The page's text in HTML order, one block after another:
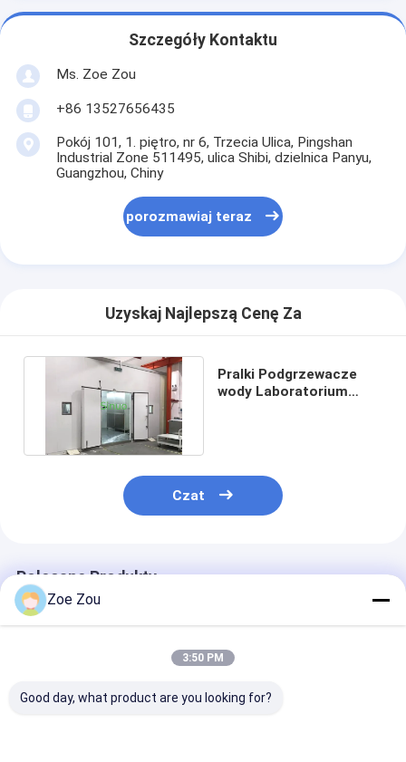
Szczegóły Kontaktu
Ms. Zoe Zou
+86 13527656435
Pokój 101, 1. piętro, nr 6, Trzecia Ulica, Pingshan
Industrial Zone 511495, ulica Shibi, dzielnica Panyu,
Guangzhou, Chiny
porozmawiaj teraz
Uzyskaj Najlepszą Cenę Za
Pralki Podgrzewacze
wody Laboratorium
Czat
Polecane Produkty
Zoe Zou
3:50 PM
Good day, what product are you looking for?